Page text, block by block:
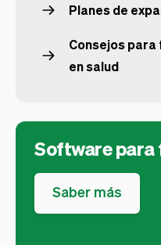
Planes de
Consejos
en salud
Software
Saber más